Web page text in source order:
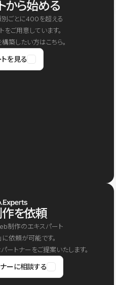
から始める
別ごとに400を超える
ご用意しています。
築したい方はこちら。
を見る
を依頼
制作のエキスパート
依頼が可能です。
トナーをご提案いたします。
ーに相談する